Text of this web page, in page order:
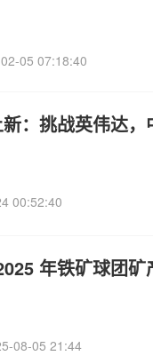
05 07:18:40
新：挑战英伟达
00:52:40
年铁矿球团矿
08-05 21:44